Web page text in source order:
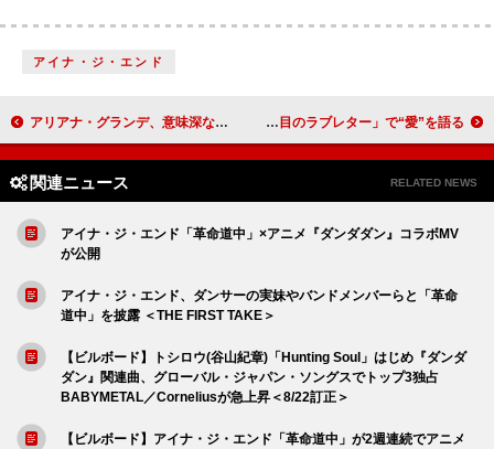
アイナ・ジ・エンド
アリアナ・グランデ、意味深な動画を投稿「来年会いましょう」 BE:FIRSTが『Numero TOKYO』特装版カバー、「4年目のラブレター」で“愛”を語る
関連ニュース RELATED NEWS
アイナ・ジ・エンド「革命道中」×アニメ『ダンダダン』コラボMV
が公開
アイナ・ジ・エンド、ダンサーの実妹やバンドメンバーらと「革命
道中」を披露 ＜THE FIRST TAKE＞
【ビルボード】トシロウ(谷山紀章)「Hunting Soul」はじめ『ダンダ
ダン』関連曲、グローバル・ジャパン・ソングスでトップ3独占
BABYMETAL／Corneliusが急上昇＜8/22訂正＞
【ビルボード】アイナ・ジ・エンド「革命道中」が2週連続でアニメ